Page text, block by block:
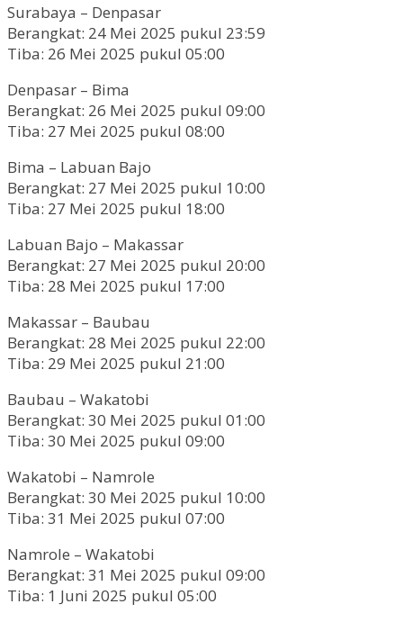
Surabaya – Denpasar
Berangkat: 24 Mei 2025 pukul 23:59
Tiba: 26 Mei 2025 pukul 05:00
Denpasar – Bima
Berangkat: 26 Mei 2025 pukul 09:00
Tiba: 27 Mei 2025 pukul 08:00
Bima – Labuan Bajo
Berangkat: 27 Mei 2025 pukul 10:00
Tiba: 27 Mei 2025 pukul 18:00
Labuan Bajo – Makassar
Berangkat: 27 Mei 2025 pukul 20:00
Tiba: 28 Mei 2025 pukul 17:00
Makassar – Baubau
Berangkat: 28 Mei 2025 pukul 22:00
Tiba: 29 Mei 2025 pukul 21:00
Baubau – Wakatobi
Berangkat: 30 Mei 2025 pukul 01:00
Tiba: 30 Mei 2025 pukul 09:00
Wakatobi – Namrole
Berangkat: 30 Mei 2025 pukul 10:00
Tiba: 31 Mei 2025 pukul 07:00
Namrole – Wakatobi
Berangkat: 31 Mei 2025 pukul 09:00
Tiba: 1 Juni 2025 pukul 05:00